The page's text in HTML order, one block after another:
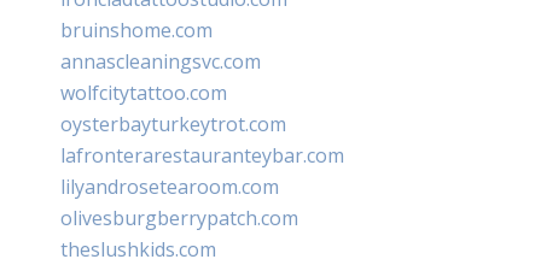
bruinshome.com
annascleaningsvc.com
wolfcitytattoo.com
oysterbayturkeytrot.com
lafronterarestauranteybar.com
lilyandrosetearoom.com
olivesburgberrypatch.com
theslushkids.com